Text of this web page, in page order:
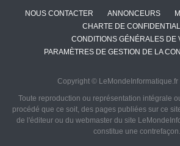
NOUS CONTACTER ANNONCEURS
CHARTE DE
CONDITIONS GÉNÉRALES DE
PARAMÈTRES DE GESTION DE LA
Copyright © LeMondeInformatique.fr
Toute reproduction ou représentation intégrale
procédé que ce soit, des pages publiées sur ce
de l'éditeur ou du webmaster du site
constitue une contrefaçon.